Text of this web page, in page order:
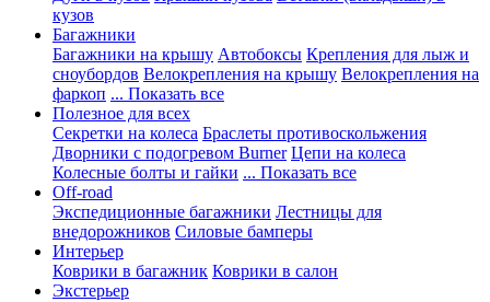
кузов
Багажники
Багажники на крышу Автобоксы Крепления для лыж и
сноубордов Велокрепления на крышу Велокрепления на
фаркоп ... Показать все
Полезное для всех
Секретки на колеса Браслеты противоскольжения
Дворники с подогревом Burner Цепи на колеса
Колесные болты и гайки ... Показать все
Off-road
Экспедиционные багажники Лестницы для
внедорожников Силовые бамперы
Интерьер
Коврики в багажник Коврики в салон
Экстерьер